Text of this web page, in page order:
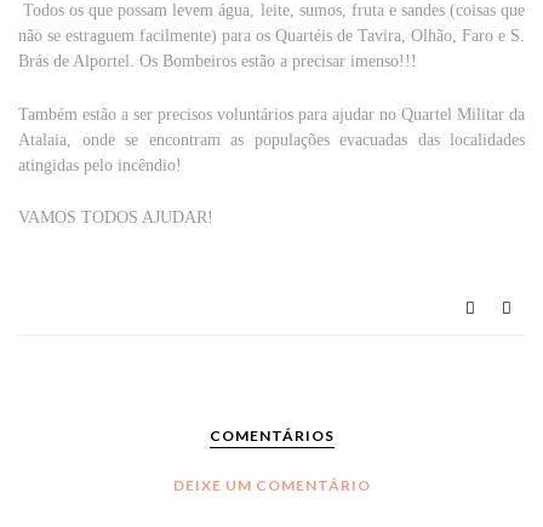
Todos os que possam levem água, leite, sumos, fruta e sandes (coisas que
não se estraguem facilmente) para os Quartéis de Tavira, Olhão, Faro e S.
Brás de Alportel. Os Bombeiros estão a precisar imenso!!!
Também estão a ser precisos voluntários para ajudar no Quartel Militar da
Atalaia, onde se encontram as populações evacuadas das localidades
atingidas pelo incêndio!
VAMOS TODOS AJUDAR!
COMENTÁRIOS
DEIXE UM COMENTÁRIO